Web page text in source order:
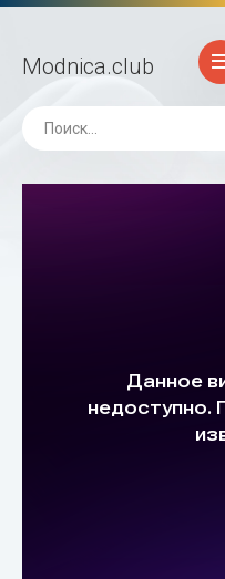
Modnica.club